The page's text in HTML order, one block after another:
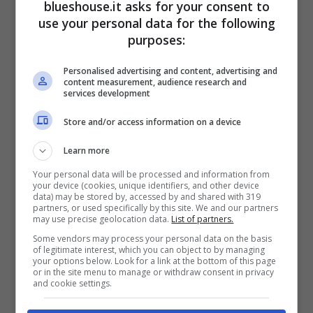
Chanel come giustifica tutte queste
Chanel Totti e Cristian Babalus (Blueshouse)
blueshouse.it asks for your consent to
use your personal data for the following
purposes:
Personalised advertising and content, advertising and
content measurement, audience research and
services development
Store and/or access information on a device
Learn more
Your personal data will be processed and information from
your device (cookies, unique identifiers, and other device
data) may be stored by, accessed by and shared with 319
partners, or used specifically by this site. We and our partners
may use precise geolocation data. List of partners.
Some vendors may process your personal data on the basis
of legitimate interest, which you can object to by managing
your options below. Look for a link at the bottom of this page
or in the site menu to manage or withdraw consent in privacy
and cookie settings.